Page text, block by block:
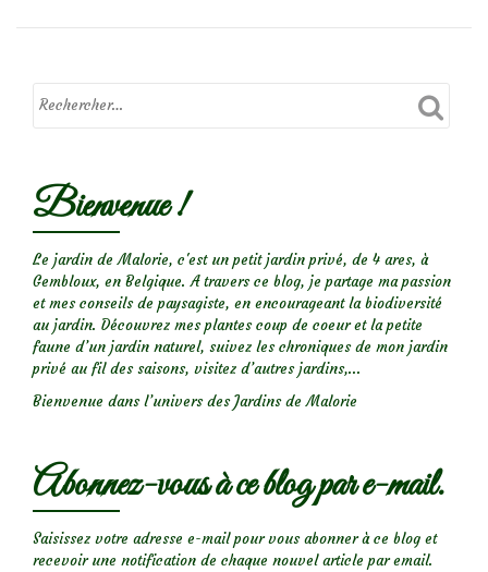
Tester
terre
Bienvenue !
Le jardin de Malorie, c'est un petit jardin privé, de 4 ares, à
Gembloux, en Belgique. A travers ce blog, je partage ma passion
et mes conseils de paysagiste, en encourageant la biodiversité
au jardin. Découvrez mes plantes coup de coeur et la petite
faune d’un jardin naturel, suivez les chroniques de mon jardin
privé au fil des saisons, visitez d’autres jardins,...
Bienvenue dans l’univers des Jardins de Malorie
Abonnez-vous à ce blog par e-mail.
Saisissez votre adresse e-mail pour vous abonner à ce blog et
recevoir une notification de chaque nouvel article par email.